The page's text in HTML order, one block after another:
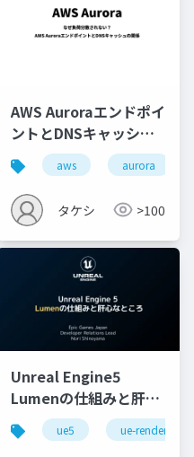
認証 認可 awsアーキ
AWS Auroraエンドポイ
ントとDNSキャッシュ
の関係 aws aurora
タケシ >100
ue-beginner
Unreal Engine5
Lumenの仕組みと肝心
なところ
ue5 ue-rendering